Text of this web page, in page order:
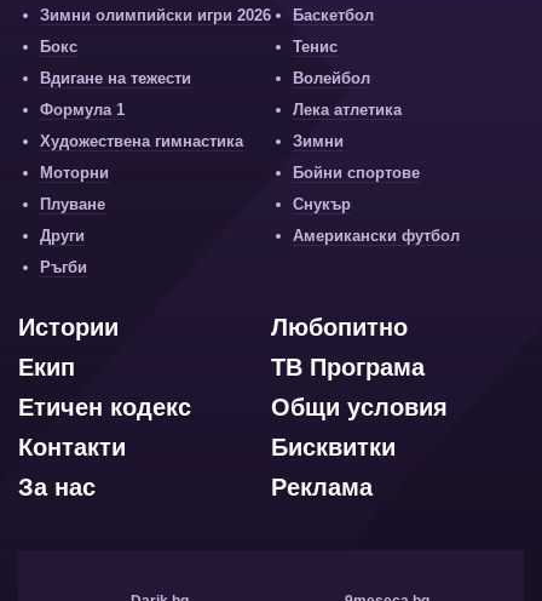
Зимни олимпийски игри 2026
Баскетбол
Бокс
Тенис
Вдигане на тежести
Волейбол
Формула 1
Лека атлетика
Художествена гимнастика
Зимни
Моторни
Бойни спортове
Плуване
Снукър
Други
Американски футбол
Ръгби
Любопитно
Истории
ТВ Програма
Екип
Общи условия
Етичен кодекс
Бисквитки
Контакти
Реклама
За нас